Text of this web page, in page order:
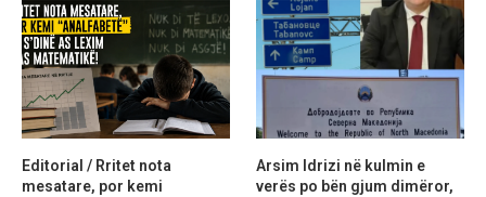
Editorial / Rritet nota
mesatare, por kemi
Arsim Idrizi në kulmin e
verës po bën gjum dimëror,